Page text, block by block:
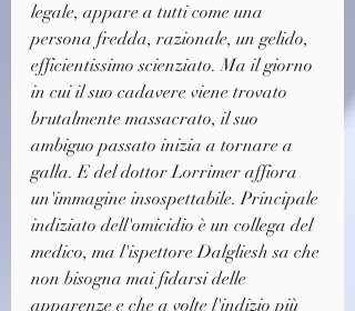
legale, appare a tutti come una
persona fredda, razionale, un gelido,
efficientissimo scienziato. Ma il giorno
in cui il suo cadavere viene trovato
brutalmente massacrato, il suo
ambiguo passato inizia a tornare a
galla. E del dottor Lorrimer affiora
un'immagine insospettabile. Principale
indiziato dell'omicidio è un collega del
medico, ma l'ispettore Dalgliesh sa che
non bisogna mai fidarsi delle
apparenze e che a volte l'indizio più